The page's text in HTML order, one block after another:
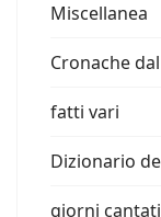
Miscellanea
Cronache
fatti vari
Dizionario
giorni cantati